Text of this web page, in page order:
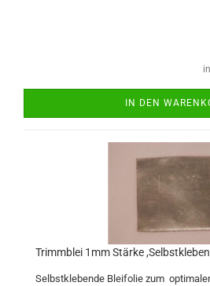
IN DEN
Trimmblei 1mm Stärke
Selbstklebende Bleifolie zum